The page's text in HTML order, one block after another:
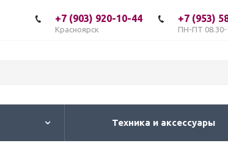
+7 (903) 920-10-44
Красноярск
+7 (953)
ПН-ПТ 08.30-
Техника и аксессуары